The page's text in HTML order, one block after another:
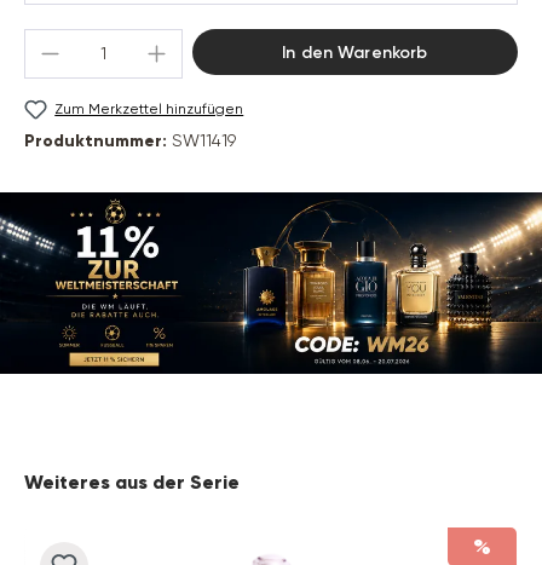
Produkt Anzahl: Gib den gewünschten
In den Warenkorb
Zum Merkzettel hinzufügen
Produktnummer: SW11419
Produktgalerie überspringen
Weiteres aus der Serie
%